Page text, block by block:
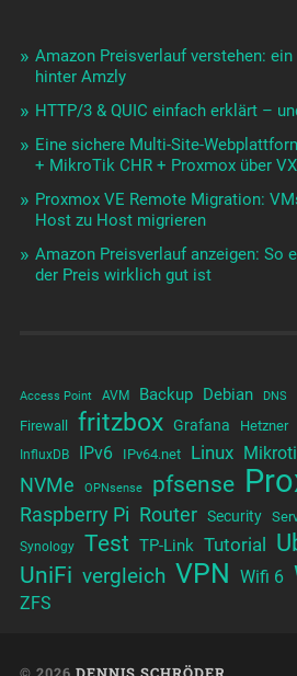
Amazon Preisverlauf verstehen:
hinter Amzly
HTTP/3 & QUIC einfach erklärt –
Eine sichere Multi-Site-
+ MikroTik CHR + Proxmox über
Proxmox VE Remote Migration:
Host zu Host migrieren
Amazon Preisverlauf anzeigen: So
der Preis wirklich gut ist
Access Point AVM Backup Debian DNS
Firewall fritzbox Grafana Hetzner
InfluxDB IPv6 IPv64.net Linux
NVMe OPNsense pfsense
Raspberry Pi Router Security
Synology Test TP-Link Tutorial
UniFi vergleich VPN Wifi 6
ZFS